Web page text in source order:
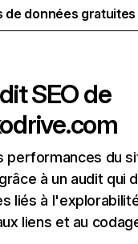
de données
SEO de
performances du
à un audit qui
liés à
liens et au